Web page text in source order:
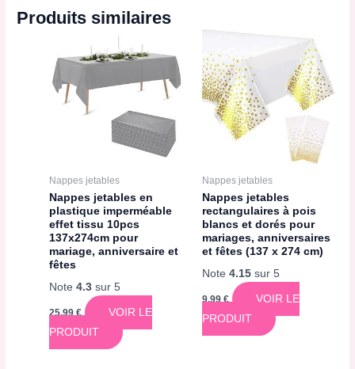
Produits similaires
Nappes jetables
Nappes jetables en
plastique imperméable
effet tissu 10pcs
137x274cm pour
mariage, anniversaire et
fêtes
Note4.3 sur 5
25,99€
VOIR LE
PRODUIT
Nappes jetables
Nappes jetables
rectangulaires à pois
blancs et dorés pour
mariages, anniversaires
et fêtes (137 x 274 cm)
Note 4.15sur 5
9,99 €
VOIR LE
PRODUIT